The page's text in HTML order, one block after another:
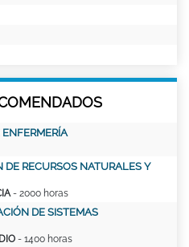
DE RECURSOS NATURALES Y
- 2000 horas
DE SISTEMAS
- 1400 horas